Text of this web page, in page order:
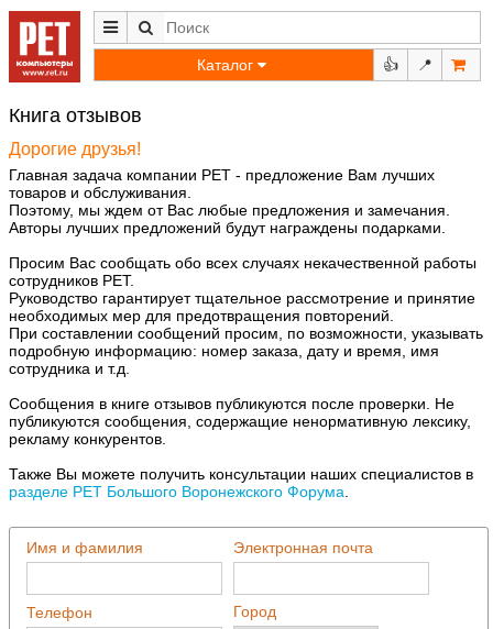
Каталог 👍 📍
Книга отзывов
Дорогие друзья!
Главная задача компании РЕТ - предложение Вам лучших
товаров и обслуживания.
Поэтому, мы ждем от Вас любые предложения и замечания.
Авторы лучших предложений будут награждены подарками.
Просим Вас сообщать обо всех случаях некачественной работы
сотрудников РЕТ.
Руководство гарантирует тщательное рассмотрение и принятие
необходимых мер для предотвращения повторений.
При составлении сообщений просим, по возможности, указывать
подробную информацию: номер заказа, дату и время, имя
сотрудника и т.д.
Сообщения в книге отзывов публикуются после проверки. Не
публикуются сообщения, содержащие ненормативную лексику,
рекламу конкурентов.
Также Вы можете получить консультации наших специалистов в
разделе РЕТ Большого Воронежского Форума
Имя и фамилия Электронная почта
Телефон Город